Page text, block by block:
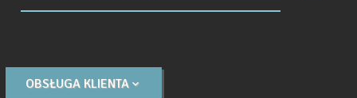
OBSŁUGA KLIENTA